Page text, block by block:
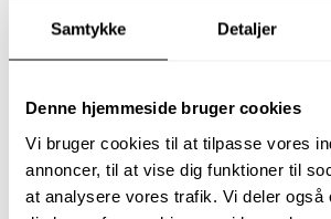
Samtykke Detaljer
Denne hjemmeside bruger cookies
Vi bruger cookies til at tilpasse vores
annoncer, til at vise dig funktioner til
at analysere vores trafik. Vi deler også
John Frandsen Hammel
Natascha ,Jacob& Sophie
Østergade 12, 8450 Hammel